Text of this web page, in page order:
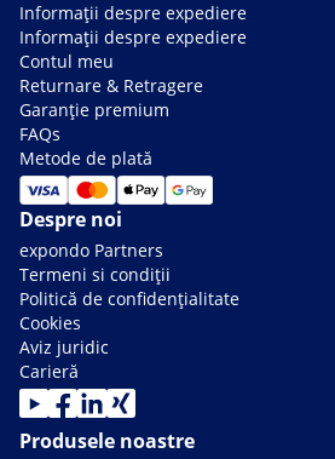
Informații despre expediere
Informații despre expediere
Contul meu
Returnare & Retragere
Garanție premium
FAQs
Metode de plată
Despre noi
expondo Partners
Termeni si condiții
Politică de confidențialitate
Cookies
Aviz juridic
Carieră
Produsele noastre